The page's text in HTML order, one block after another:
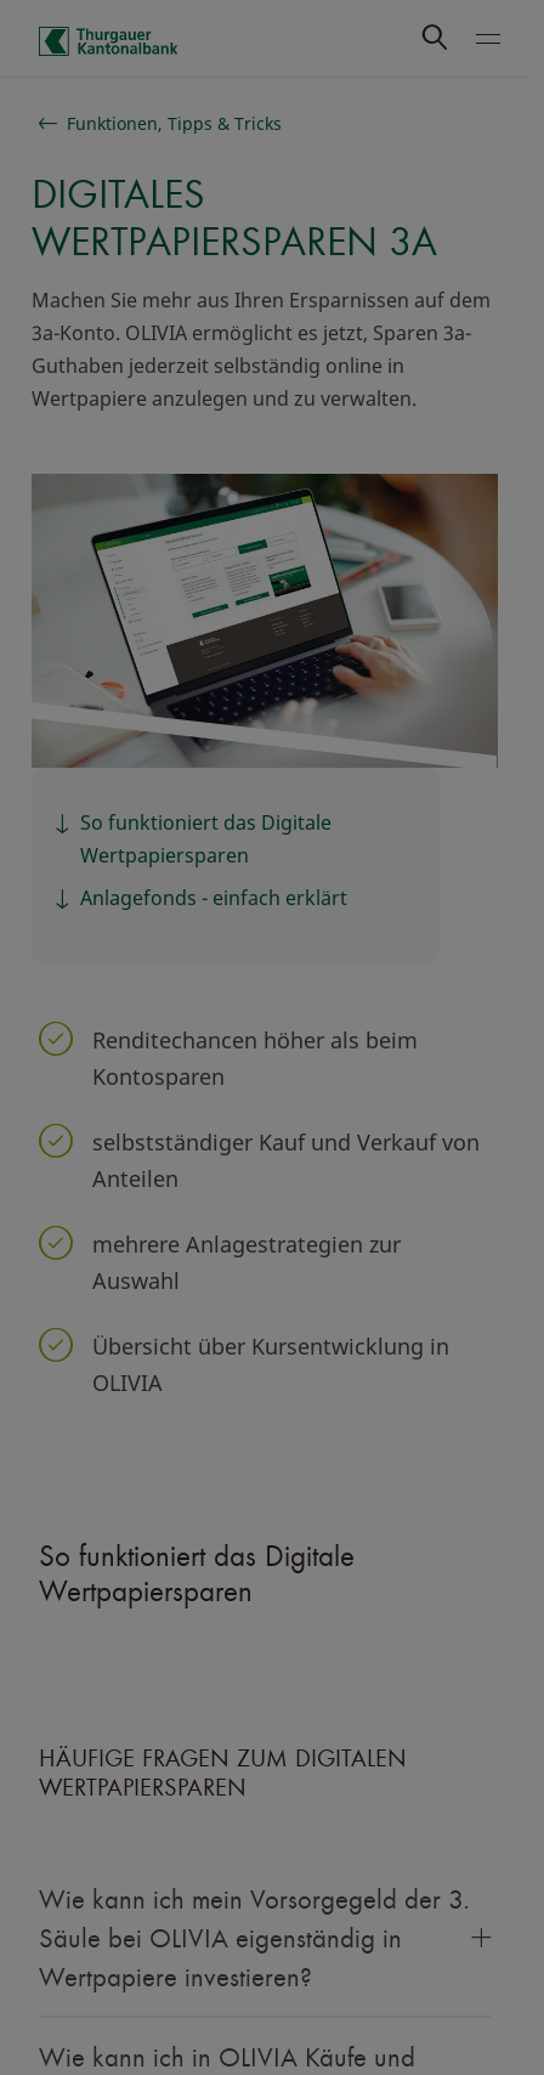
Schnelle Navigation
Funktionen, Tipps & Tricks
DIGITALES
WERTPAPIERSPAREN 3A
Machen Sie mehr aus Ihren Ersparnissen auf dem
3a-Konto. OLIVIA ermöglicht es jetzt, Sparen 3a-
Guthaben jederzeit selbständig online in
Wertpapiere anzulegen und zu verwalten.
So funktioniert das Digitale
Wertpapiersparen
Anlagefonds - einfach erklärt
Renditechancen höher als beim
Kontosparen
selbstständiger Kauf und Verkauf von
Anteilen
mehrere Anlagestrategien zur
Auswahl
Übersicht über Kursentwicklung in
OLIVIA
So funktioniert das Digitale
Wertpapiersparen
HÄUFIGE FRAGEN ZUM DIGITALEN
WERTPAPIERSPAREN
Wie kann ich mein Vorsorgegeld der 3.
Säule bei OLIVIA eigenständig in
Wertpapiere investieren?
Wie kann ich in OLIVIA Käufe und